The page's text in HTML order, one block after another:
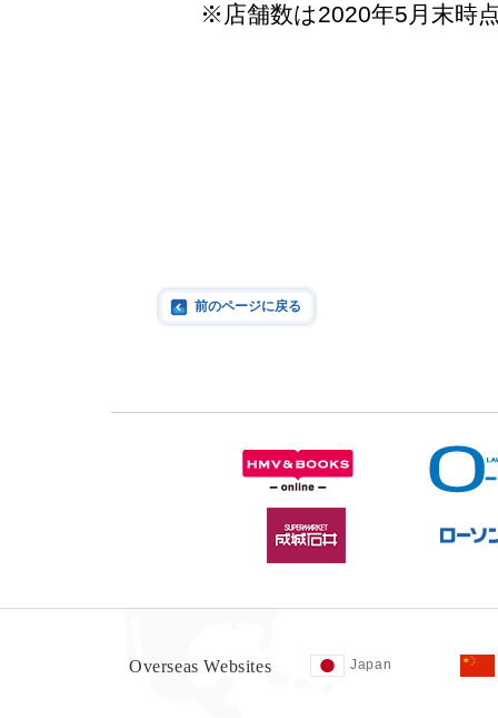
※店舗数は2020年5月末時
前のページに戻る
Overseas Websites Japan